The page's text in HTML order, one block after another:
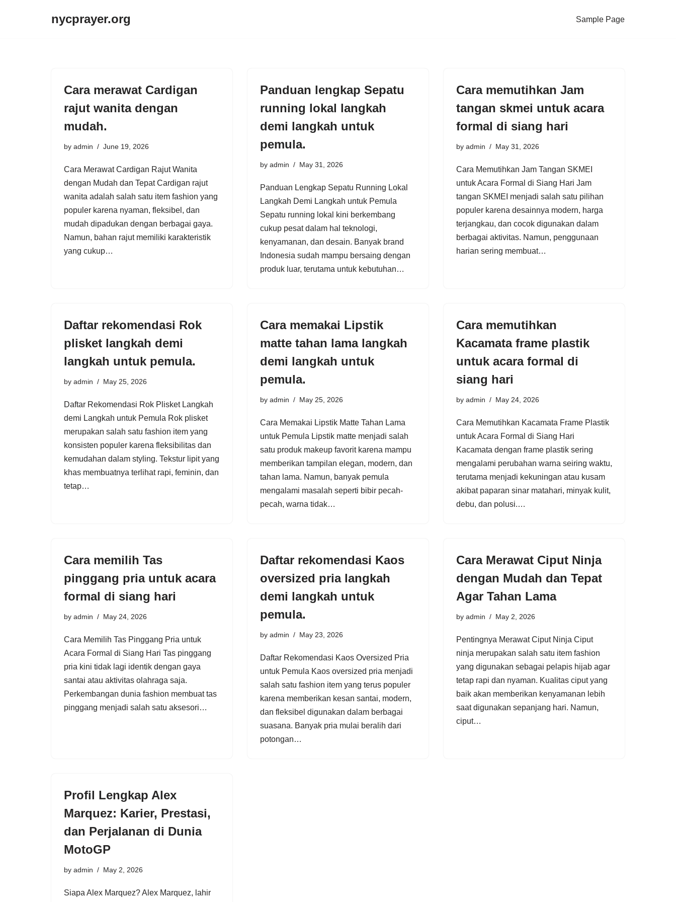
nycprayer.org Sample Page
Cara merawat Cardigan
rajut wanita dengan
mudah.
by admin June 19, 2026
Cara Merawat Cardigan Rajut Wanita
dengan Mudah dan Tepat Cardigan rajut
wanita adalah salah satu item fashion yang
populer karena nyaman, fleksibel, dan
mudah dipadukan dengan berbagai gaya.
Namun, bahan rajut memiliki karakteristik
yang cukup…
Panduan lengkap Sepatu
running lokal langkah
demi langkah untuk
pemula.
by admin May 31, 2026
Panduan Lengkap Sepatu Running Lokal
Langkah Demi Langkah untuk Pemula
Sepatu running lokal kini berkembang
cukup pesat dalam hal teknologi,
kenyamanan, dan desain. Banyak brand
Indonesia sudah mampu bersaing dengan
produk luar, terutama untuk kebutuhan…
Cara memutihkan Jam
tangan skmei untuk acara
formal di siang hari
by admin May 31, 2026
Cara Memutihkan Jam Tangan SKMEI
untuk Acara Formal di Siang Hari Jam
tangan SKMEI menjadi salah satu pilihan
populer karena desainnya modern, harga
terjangkau, dan cocok digunakan dalam
berbagai aktivitas. Namun, penggunaan
harian sering membuat…
Daftar rekomendasi Rok
plisket langkah demi
langkah untuk pemula.
by admin May 25, 2026
Daftar Rekomendasi Rok Plisket Langkah
demi Langkah untuk Pemula Rok plisket
merupakan salah satu fashion item yang
konsisten populer karena fleksibilitas dan
kemudahan dalam styling. Tekstur lipit yang
khas membuatnya terlihat rapi, feminin, dan
tetap…
Cara memakai Lipstik
matte tahan lama langkah
demi langkah untuk
pemula.
by admin May 25, 2026
Cara Memakai Lipstik Matte Tahan Lama
untuk Pemula Lipstik matte menjadi salah
satu produk makeup favorit karena mampu
memberikan tampilan elegan, modern, dan
tahan lama. Namun, banyak pemula
mengalami masalah seperti bibir pecah-
pecah, warna tidak…
Cara memutihkan
Kacamata frame plastik
untuk acara formal di
siang hari
by admin May 24, 2026
Cara Memutihkan Kacamata Frame Plastik
untuk Acara Formal di Siang Hari
Kacamata dengan frame plastik sering
mengalami perubahan warna seiring waktu,
terutama menjadi kekuningan atau kusam
akibat paparan sinar matahari, minyak kulit,
debu, dan polusi.…
Cara memilih Tas
pinggang pria untuk acara
formal di siang hari
by admin May 24, 2026
Cara Memilih Tas Pinggang Pria untuk
Acara Formal di Siang Hari Tas pinggang
pria kini tidak lagi identik dengan gaya
santai atau aktivitas olahraga saja.
Perkembangan dunia fashion membuat tas
pinggang menjadi salah satu aksesori…
Daftar rekomendasi Kaos
oversized pria langkah
demi langkah untuk
pemula.
by admin May 23, 2026
Daftar Rekomendasi Kaos Oversized Pria
untuk Pemula Kaos oversized pria menjadi
salah satu fashion item yang terus populer
karena memberikan kesan santai, modern,
dan fleksibel digunakan dalam berbagai
suasana. Banyak pria mulai beralih dari
potongan…
Cara Merawat Ciput Ninja
dengan Mudah dan Tepat
Agar Tahan Lama
by admin May 2, 2026
Pentingnya Merawat Ciput Ninja Ciput
ninja merupakan salah satu item fashion
yang digunakan sebagai pelapis hijab agar
tetap rapi dan nyaman. Kualitas ciput yang
baik akan memberikan kenyamanan lebih
saat digunakan sepanjang hari. Namun,
ciput…
Profil Lengkap Alex
Marquez: Karier, Prestasi,
dan Perjalanan di Dunia
MotoGP
by admin May 2, 2026
Siapa Alex Marquez? Alex Marquez, lahir